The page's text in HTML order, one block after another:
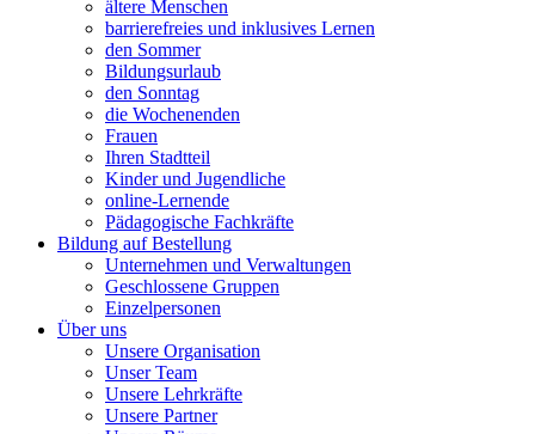
ältere Menschen
barrierefreies und inklusives Lernen
den Sommer
Bildungsurlaub
den Sonntag
die Wochenenden
Frauen
Ihren Stadtteil
Kinder und Jugendliche
online-Lernende
Pädagogische Fachkräfte
Bildung auf Bestellung
Unternehmen und Verwaltungen
Geschlossene Gruppen
Einzelpersonen
Über uns
Unsere Organisation
Unser Team
Unsere Lehrkräfte
Unsere Partner